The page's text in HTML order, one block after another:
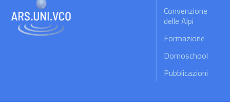
Convenzione
delle Alpi
Formazione
Domoschool
Pubblicazioni